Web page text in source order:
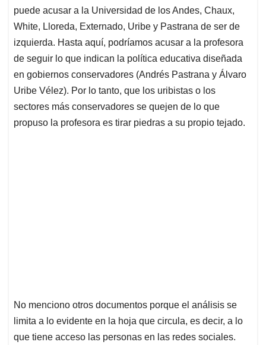
puede acusar a la Universidad de los Andes, Chaux,
White, Lloreda, Externado, Uribe y Pastrana de ser de
izquierda. Hasta aquí, podríamos acusar a la profesora
de seguir lo que indican la política educativa diseñada
en gobiernos conservadores (Andrés Pastrana y Álvaro
Uribe Vélez). Por lo tanto, que los uribistas o los
sectores más conservadores se quejen de lo que
propuso la profesora es tirar piedras a su propio tejado.
No menciono otros documentos porque el análisis se
limita a lo evidente en la hoja que circula, es decir, a lo
que tiene acceso las personas en las redes sociales.